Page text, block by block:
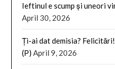
Ieftinul e scump și uneori
April 30, 2026
Ți-ai dat demisia?
(P) April 9, 2026